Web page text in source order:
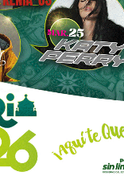
poderosos de
a
de la propia